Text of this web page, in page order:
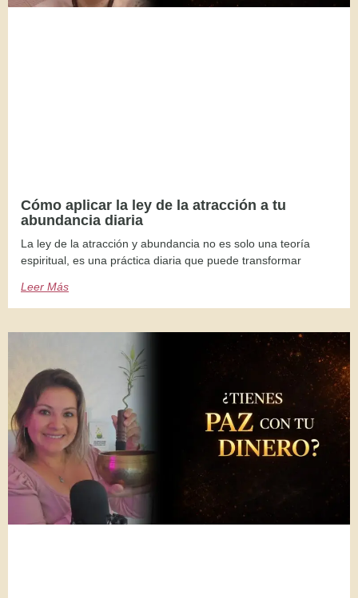
Cómo aplicar la ley de la atracción a tu
abundancia diaria
La ley de la atracción y abundancia no es solo una teoría
espiritual, es una práctica diaria que puede transformar
Leer Más